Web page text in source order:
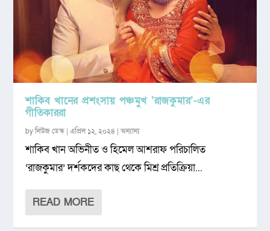
শাকিব খানের প্রশংসায় পঞ্চমুখ ‘রাজকুমার’-এর
গীতিকাররা
byনিউজ ডেস্ক |এপ্রিল ১২, ২০২৪ |অন্যান্য
শাকিব খান অভিনীত ও হিমেল আশরাফ পরিচালিত
‘রাজকুমার’ দর্শকদের কাছ থেকে মিশ্র প্রতিক্রিয়া...
READ MORE